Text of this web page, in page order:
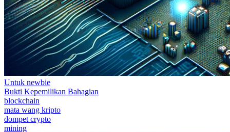
Untuk newbie
Bukti Kepemilikan Bahagian
blockchain
mata wang kripto
dompet crypto
mining